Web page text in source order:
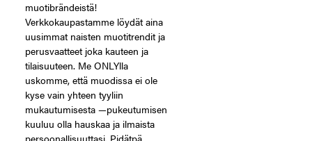
muotibrändeistä!
Verkkokaupastamme löydät aina
uusimmat naisten muotitrendit ja
perusvaatteet joka kauteen ja
tilaisuuteen. Me ONLYlla
uskomme, että muodissa ei ole
kyse vain yhteen tyyliin
mukautumisesta —pukeutumisen
kuuluu olla hauskaa ja ilmaista
persoonallisuuttasi. Pidätpä